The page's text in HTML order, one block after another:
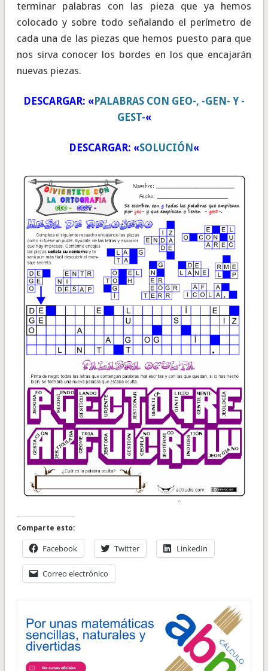
terminar palabras con las pieza que ya hemos
colocado y sobre todo señalando el perímetro de
cada una de las piezas que hemos puesto para que
nos sirva conocer los bordes en los que encajarán
nuevas piezas.
DESCARGAR: « PALABRAS CON GEO-, -GEN- Y -
GEST-«
DESCARGAR: «SOLUCIÓN «
Comparte esto:
Facebook Twitter LinkedIn
Correo electrónico